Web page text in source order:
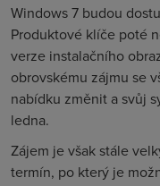
Windows 7 budou
Produktové klíče poté
verze instalačního
obrovskému zájmu se
nabídku změnit a svůj
ledna.
Zájem je však stále
termín, po který je